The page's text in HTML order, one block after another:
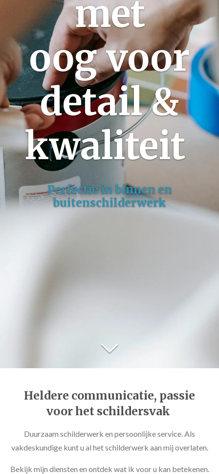
met
oog voor
detail &
kwaliteit
Perfectie in binnen en
buitenschilderwerk
Heldere communicatie, passie
voor het schildersvak
Duurzaam schilderwerk en persoonlijke service. Als
vakdeskundige kunt u al het schilderwerk aan mij overlaten.
Bekijk mijn diensten en ontdek wat ik voor u kan betekenen.